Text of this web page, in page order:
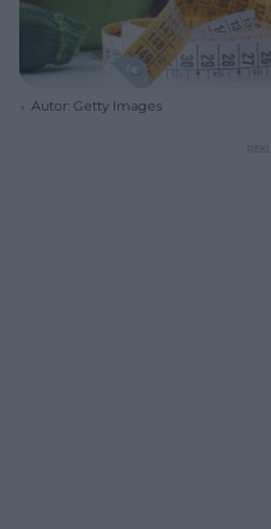
Autor: Getty Images